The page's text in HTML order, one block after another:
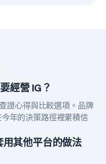
經營 IG？
證心得與比較選項。品牌
年的決策路徑裡累積信
其他平台的做法